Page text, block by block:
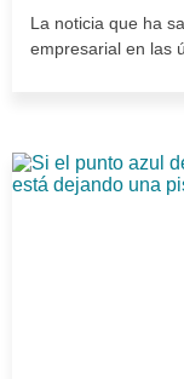
La noticia que ha
empresarial en las